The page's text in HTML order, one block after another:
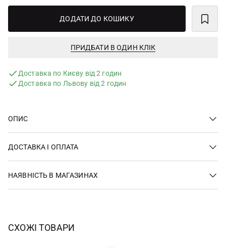
ДОДАТИ ДО КОШИКУ
ПРИДБАТИ В ОДИН КЛІК
Доставка по Києву від 2 годин
Доставка по Львову від 2 годин
ОПИС
ДОСТАВКА І ОПЛАТА
НАЯВНІСТЬ В МАГАЗИНАХ
СХОЖІ ТОВАРИ